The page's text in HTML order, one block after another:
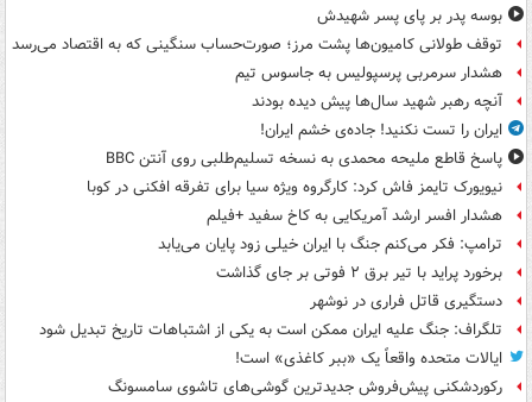
بوسه‌ پدر بر پای پسر شهیدش
توقف طولانی کامیون‌ها پشت مرز؛ صورت‌حساب سنگینی که به اقتصاد می‌رسد
هشدار سرمربی پرسپولیس به جاسوس تیم
آنچه رهبر شهید سال‌ها پیش دیده بودند
ایران را تست نکنید! جاده‌ی خشم ایران!
پاسخ قاطع ملیحه محمدی به نسخه تسلیم‌طلبی روی آنتن BBC
نیویورک تایمز فاش کرد: کارگروه ویژه سیا برای تفرقه افکنی در کوبا
هشدار افسر ارشد آمریکایی به کاخ سفید +فیلم
ترامپ: فکر می‌کنم جنگ با ایران خیلی زود پایان می‌یابد
برخورد پراید با تیر برق ۲ فوتی بر جای گذاشت
دستگیری قاتل فراری در نوشهر
تلگراف: جنگ علیه ایران ممکن است به یکی از اشتباهات تاریخ تبدیل شود
ایالات متحده واقعاً یک «ببر کاغذی» است!
رکوردشکنی پیش‌فروش جدیدترین گوشی‌های تاشوی سامسونگ